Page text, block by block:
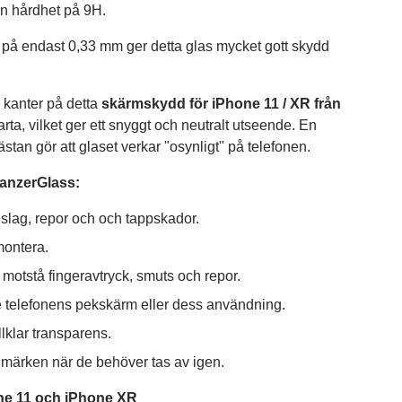
hårdhet på 9H.
endast 0,33 mm ger detta glas mycket gott skydd
kanter på dettaskärmskydd för iPhone 11 / XR från
vilket ger ett snyggt och neutralt utseende. En
gör att glaset verkar "osynligt" på telefonen.
repor och och tappskador.
fingeravtryck, smuts och repor.
pekskärm eller dess användning.
transparens.
när de behöver tas av igen.
11 och iPhone XR